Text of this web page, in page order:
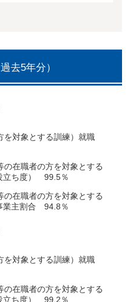
去5年分）
を対象とする訓練）就職
の在職者の方を対象とする
立ち度） 99.5％
の在職者の方を対象とする
業主割合 94.8％
を対象とする訓練）就職
の在職者の方を対象とする
立ち度） 99.2％